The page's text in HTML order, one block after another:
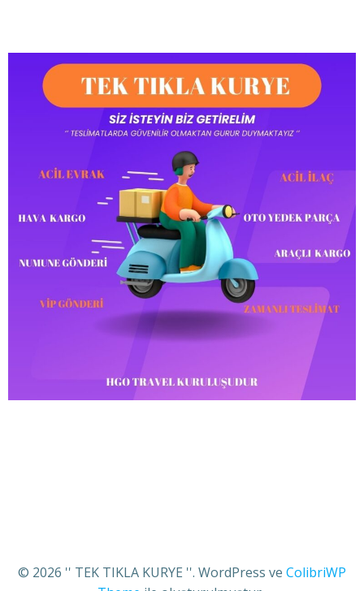
© 2026 '' TEK TIKLA KURYE ''. WordPress ve ColibriWP